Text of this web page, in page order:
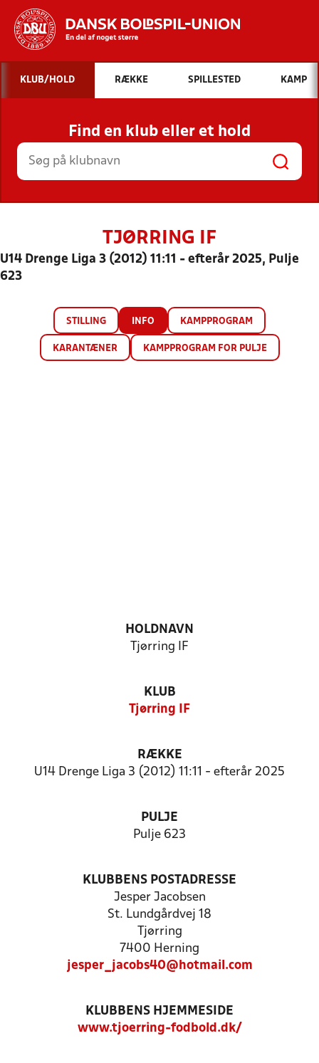
Hvad vil du søge efter?
INDHOLD OG NYHEDER
STILLINGER, RESULTATER, KLUBBER OG
HOLD
KLUB/HOLD RÆKKE SPILLESTED KAMP
Find en klub eller et hold
TJØRRING IF
U14 Drenge Liga 3 (2012) 11:11 - efterår 2025, Pulje
623
STILLING INFO KAMPPROGRAM
KARANTÆNER KAMPPROGRAM FOR PULJE
HOLDNAVN
Tjørring IF
KLUB
Tjørring IF
RÆKKE
U14 Drenge Liga 3 (2012) 11:11 - efterår 2025
PULJE
Pulje 623
KLUBBENS POSTADRESSE
Jesper Jacobsen
St. Lundgårdvej 18
Tjørring
7400 Herning
jesper_jacobs40@hotmail.com
KLUBBENS HJEMMESIDE
www.tjoerring-fodbold.dk/